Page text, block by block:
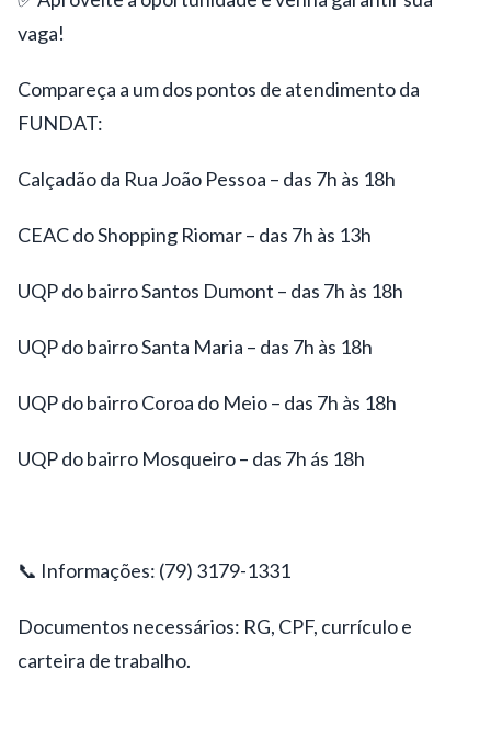
vaga!
Compareça a um dos pontos de atendimento da
FUNDAT:
Calçadão da Rua João Pessoa – das 7h às 18h
CEAC do Shopping Riomar – das 7h às 13h
UQP do bairro Santos Dumont – das 7h às 18h
UQP do bairro Santa Maria – das 7h às 18h
UQP do bairro Coroa do Meio – das 7h às 18h
UQP do bairro Mosqueiro – das 7h ás 18h
📞 Informações: (79) 3179-1331
Documentos necessários: RG, CPF, currículo e
carteira de trabalho.